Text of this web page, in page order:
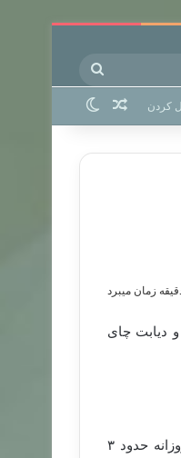
برای کردن نوشته تصادفی
دیابت چای
چای سبز یک نوشیدنی مفید و مصرف آن در کشورهای آسیایی بیشتر است. به طوری که آسیایی ها روزانه حدود ۳